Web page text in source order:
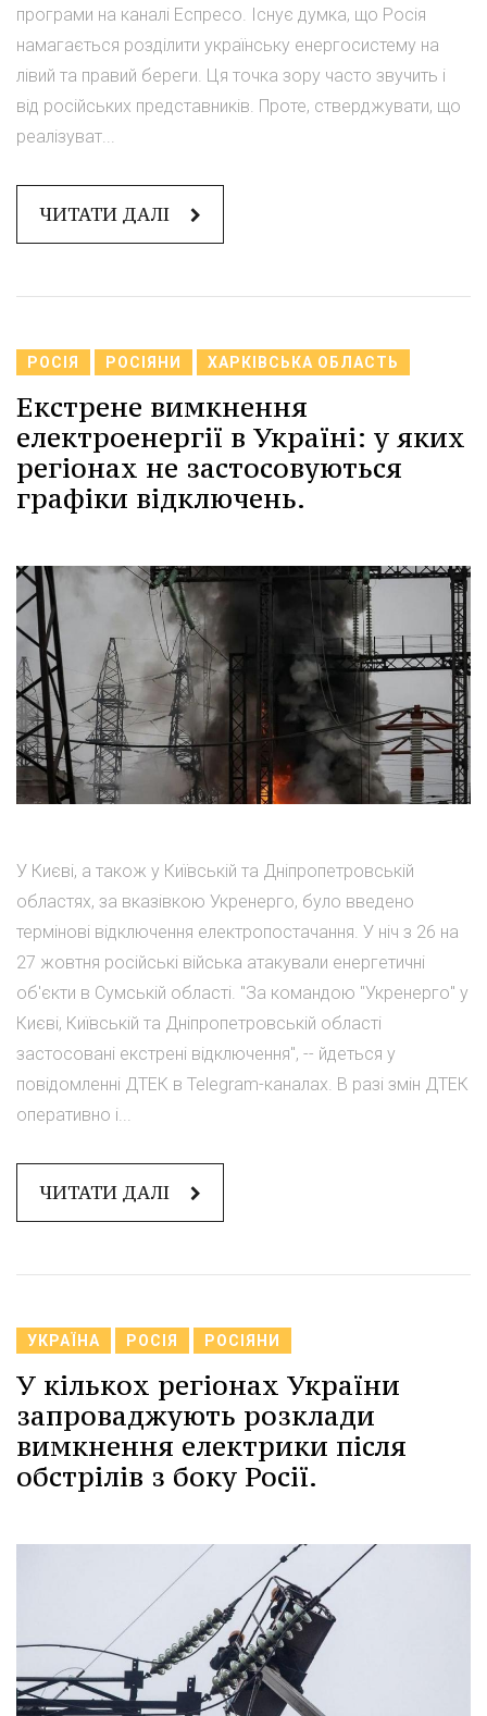
програми на каналі Еспресо. Існує думка, що Росія
намагається розділити українську енергосистему на
лівий та правий береги. Ця точка зору часто звучить і
від російських представників. Проте, стверджувати, що
реалізуват...
ЧИТАТИ ДАЛІ
РОСІЯ РОСІЯНИ ХАРКІВСЬКА ОБЛАСТЬ
Екстрене вимкнення
електроенергії в Україні: у яких
регіонах не застосовуються
графіки відключень.
У Києві, а також у Київській та Дніпропетровській
областях, за вказівкою Укренерго, було введено
термінові відключення електропостачання. У ніч з 26 на
27 жовтня російські війська атакували енергетичні
об'єкти в Сумській області. "За командою "Укренерго" у
Києві, Київській та Дніпропетровській області
застосовані екстрені відключення", -- йдеться у
повідомленні ДТЕК в Telegram-каналах. В разі змін ДТЕК
оперативно і...
ЧИТАТИ ДАЛІ
УКРАЇНА РОСІЯ РОСІЯНИ
У кількох регіонах України
запроваджують розклади
вимкнення електрики після
обстрілів з боку Росії.